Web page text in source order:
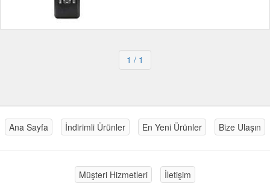
1 / 1
Ana Sayfa İndirimli Ürünler En Yeni Ürünler Bize Ulaşın
Müşteri Hizmetleri İletişim